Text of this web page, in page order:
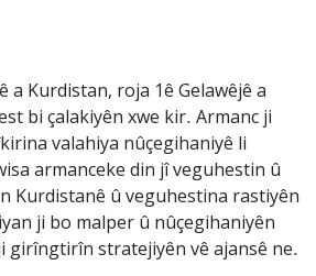
a Kurdistan, roja 1ê Gelawêjê a
bi çalakiyên xwe kir. Armanc ji
valahiya nûçegihaniyê li
armanceke din jî veguhestin û
Kurdistanê û veguhestina rastiyên
ji bo malper û nûçegihaniyên
girîngtirîn stratejiyên vê ajansê ne.